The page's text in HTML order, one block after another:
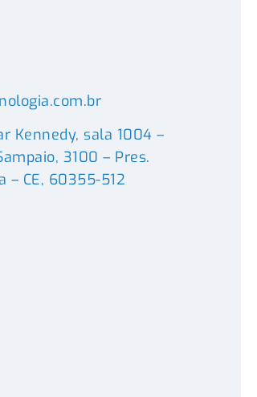
Kennedy, sala 1004 –
3100 – Pres.
– CE, 60355-512